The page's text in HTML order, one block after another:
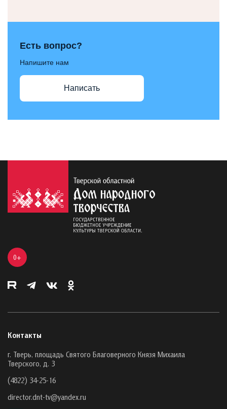
Есть вопрос?
Напишите нам
Написать
0+
Контакты
г. Тверь, площадь Святого Благоверного Князя Михаила
Тверского, д. 3
(4822) 34-25-16
director.dnt-tv@yandex.ru